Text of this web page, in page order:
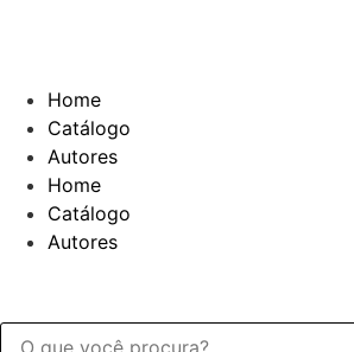
Home
Catálogo
Autores
Home
Catálogo
Autores